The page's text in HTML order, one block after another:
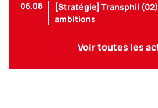
06.08
[Stratégie] Transphil
ambitions
Voir toutes les